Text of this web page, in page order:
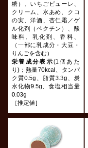
糖）、いちごピューレ、
クリーム、水あめ、クコ
の実、洋酒、杏仁霜／ゲ
ル化剤（ペクチン）、酸
味料、乳化剤、香料、
（一部に乳成分・大豆・
りんごを含む）
栄養成分表示(1個あた
り)；熱量70kcal、タンパ
ク質0.5g、脂質3.3g、炭
水化物9.5g、食塩相当量
0.03g
［推定値］